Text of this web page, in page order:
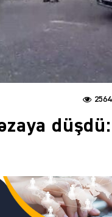
2564
düşdü: